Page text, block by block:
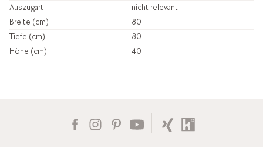
Auszugart
nicht relevant
Breite (cm)
80
Tiefe (cm)
80
Höhe (cm)
40